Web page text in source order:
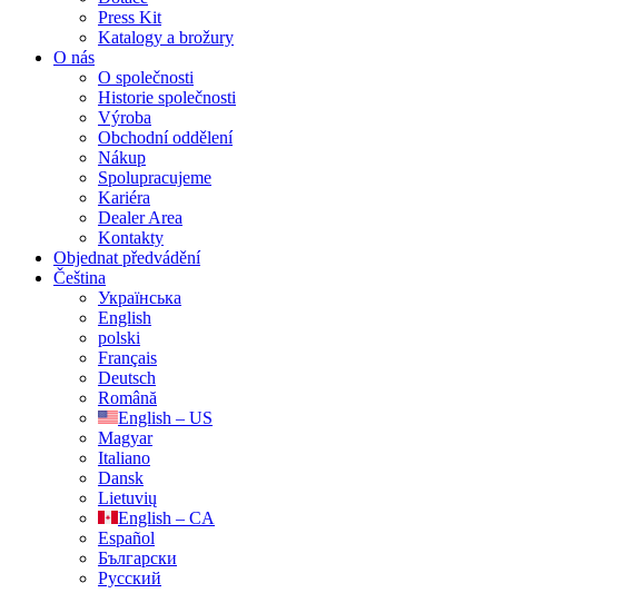
Press Kit
Katalogy a brožury
O nás
O společnosti
Historie společnosti
Výroba
Obchodní oddělení
Nákup
Spolupracujeme
Kariéra
Dealer Area
Kontakty
Objednat předvádění
Čeština
Українська
English
polski
Français
Deutsch
Română
English – US
Magyar
Italiano
Dansk
Lietuvių
English – CA
Español
Български
Русский